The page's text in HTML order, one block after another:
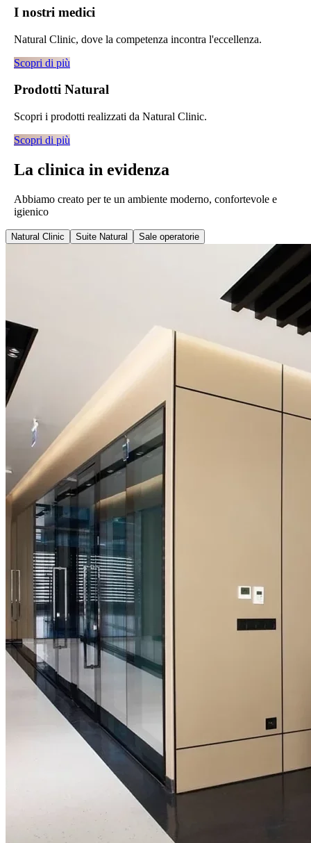
I nostri medici
Natural Clinic, dove la competenza incontra l'eccellenza.
Scopri di più
Prodotti Natural
Scopri i prodotti realizzati da Natural Clinic.
Scopri di più
La clinica in evidenza
Abbiamo creato per te un ambiente moderno, confortevole e
igienico
Natural Clinic Suite Natural Sale operatorie